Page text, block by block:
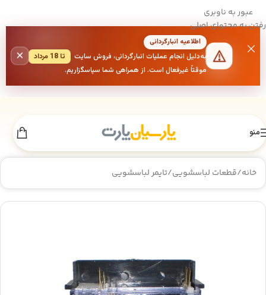
عبور به ناوبری
رفتن به محتوای اصلی
اطلاعیه انبارگردانی
به‌دلیل انجام عملیات انبارگردانی، فروش سایت
تا 18 مرداد
موقتاً غیرفعال است. از همراهی شما سپاسگزاریم.
×
منو
خانه/قطعات لباسشویی/تایمر لباسشویی